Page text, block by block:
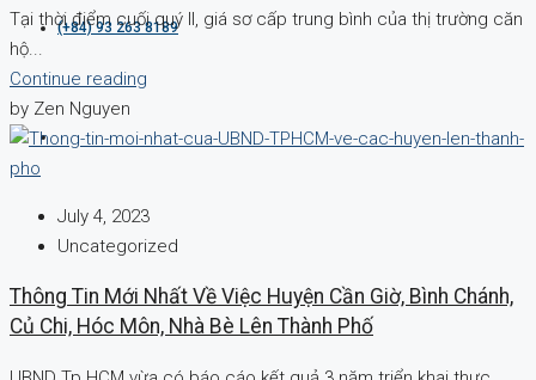
(+84) 93 263 8189
Tại thời điểm cuối quý II, giá sơ cấp trung bình của thị trường căn
hộ...
Continue reading
by Zen Nguyen
July 4, 2023
Uncategorized
Thông Tin Mới Nhất Về Việc Huyện Cần Giờ, Bình Chánh,
Củ Chi, Hóc Môn, Nhà Bè Lên Thành Phố